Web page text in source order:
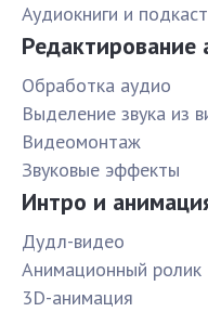
Аудиокниги и
Редактирование
Обработка аудио
Выделение звука из
Видеомонтаж
Звуковые эффекты
Интро и
Дудл-видео
Анимационный ролик
3D-анимация